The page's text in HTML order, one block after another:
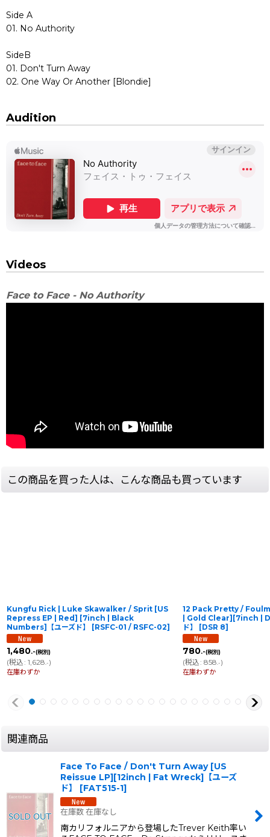
Side A
01. No Authority
SideB
01. Don't Turn Away
02. One Way Or Another [Blondie]
Audition
Videos
Face to Face - No Authority
この商品を買った人は、こんな商品も買っています
Kungfu Rick | Luke Skawalker / Sprit [US
Repress EP | Red] [7inch | Black
Numbers]【ユーズド】
[RSFC-01 / RSFC-02]
1,480.-(税別)
(税込: 1,628 .-)
在庫わずか
12 Pack Pretty /
| Gold Clear][7inch |
ド】
[DSR 8]
780.-(税別)
(税込: 858 .-)
在庫わずか
関連商品
Face To Face / Don't Turn Away [US
Reissue LP][12inch | Fat Wreck]【ユーズ
ド】
[FAT515-1]
在庫数 在庫なし
南カリフォルニアから登場したTrever Keith率い